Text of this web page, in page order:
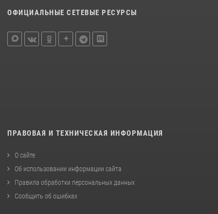
ОФИЦИАЛЬНЫЕ СЕТЕВЫЕ РЕСУРСЫ
ПРАВОВАЯ И ТЕХНИЧЕСКАЯ ИНФОРМАЦИЯ
О сайте
Об использовании информации сайта
Правила обработки персональных данных
Сообщить об ошибках